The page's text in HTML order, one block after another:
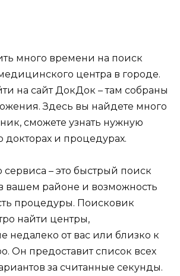
много времени на поиск
центра в городе.
на сайт ДокДок – там собраны
Здесь вы найдете много
сможете узнать нужную
и процедурах.
– это быстрый поиск
вашем районе и возможность
процедуры. Поисковик
найти центры,
недалеко от вас или близко к
Он предоставит список всех
за считанные секунды.